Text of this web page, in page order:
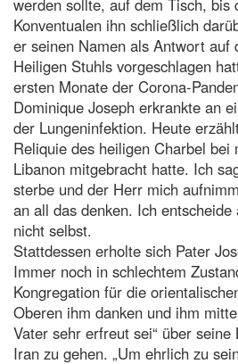
werden sollte, auf dem Tisch, bis
Konventualen ihn schließlich
er seinen Namen als Antwort auf
Heiligen Stuhls vorgeschlagen
ersten Monate der Corona-
Dominique Joseph erkrankte an
der Lungeninfektion. Heute
Reliquie des heiligen Charbel bei
Libanon mitgebracht hatte. Ich
sterbe und der Herr mich
an all das denken. Ich entscheide
nicht selbst.
Stattdessen erholte sich Pater
Immer noch in schlechtem
Kongregation für die
Oberen ihm danken und ihm
Vater sehr erfreut sei“ über
Iran zu gehen. „Um ehrlich zu